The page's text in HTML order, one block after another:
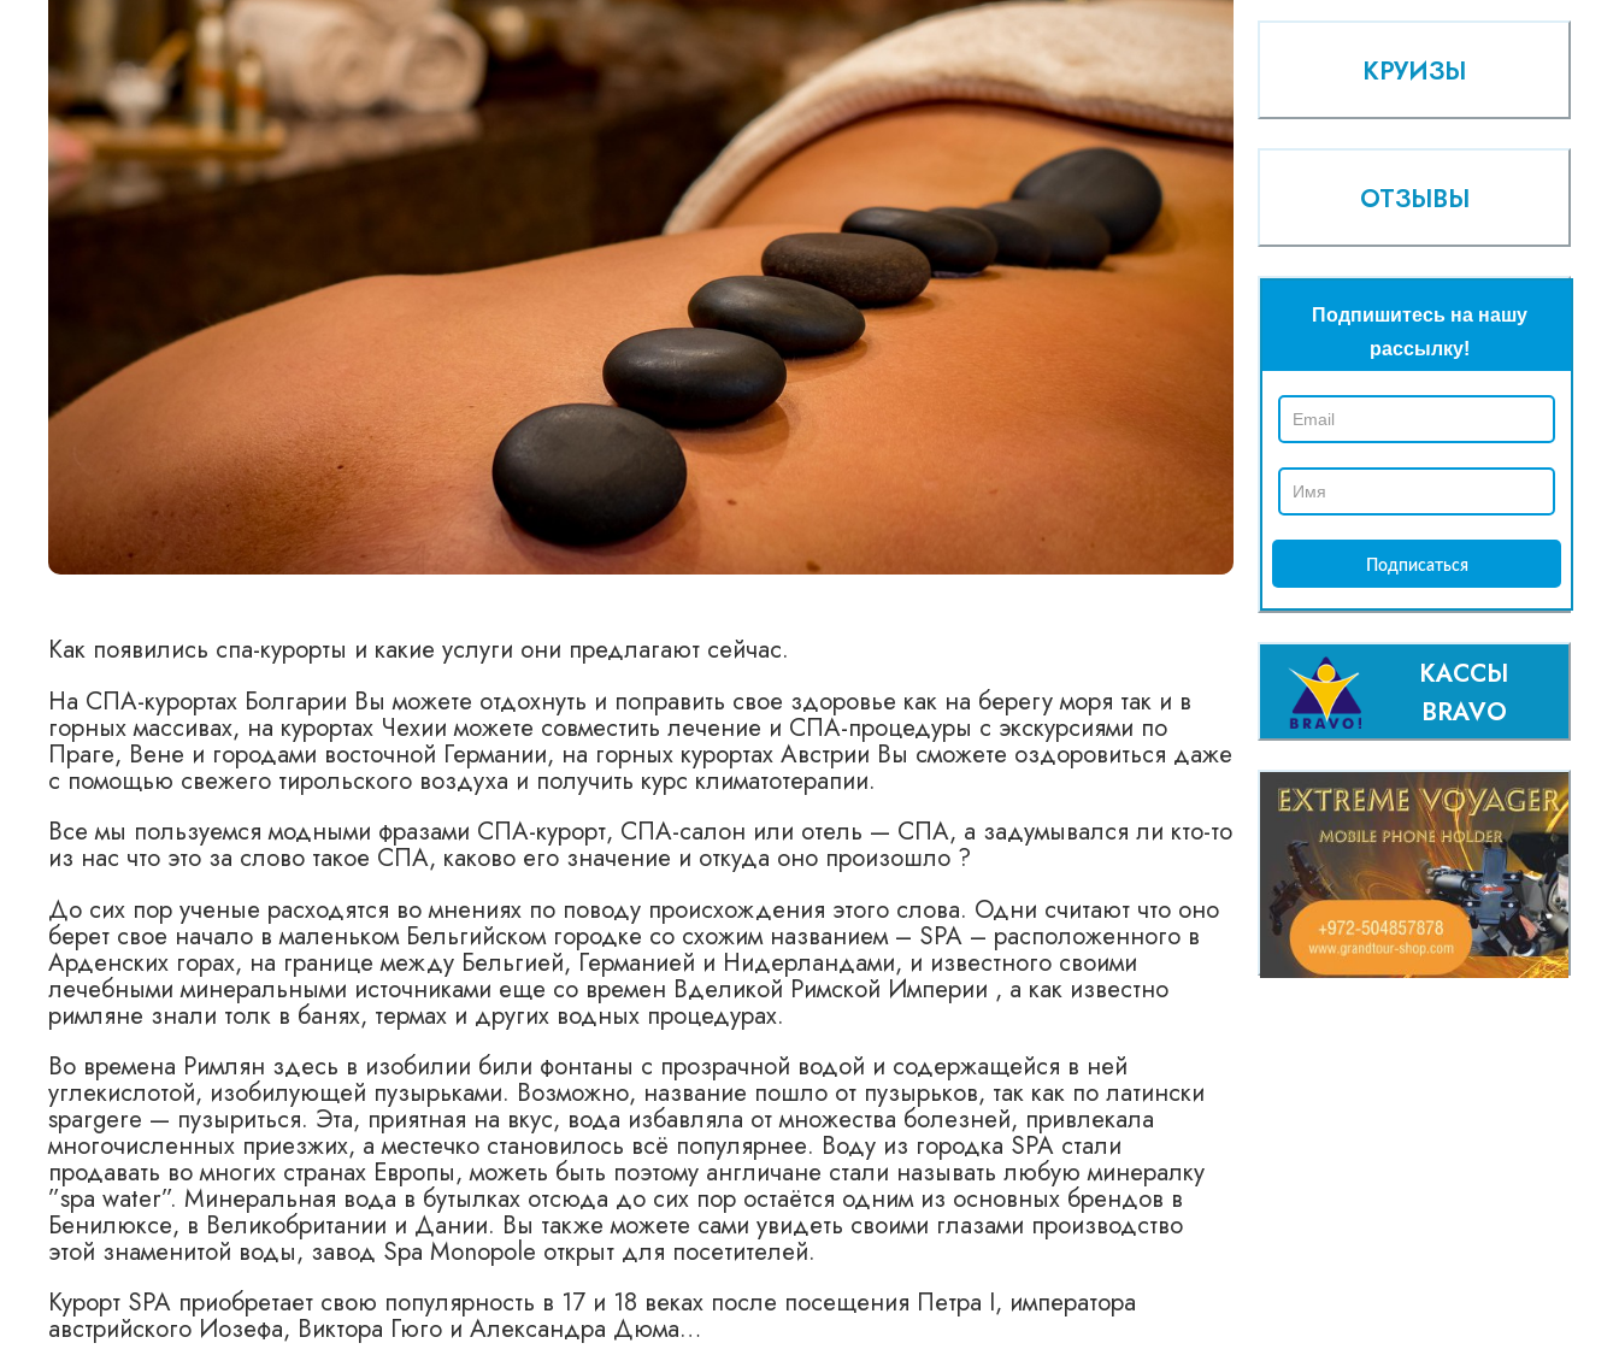
Как появились спа-курорты и какие услуги они предлагают сейчас.
На СПА-курортах Болгарии Вы можете отдохнуть и поправить свое здоровье как на берегу моря так и в
горных массивах, на курортах Чехии можете совместить лечение и СПА-процедуры с экскурсиями по
Праге, Вене и городами восточной Германии, на горных курортах Австрии Вы сможете оздоровиться даже
с помощью свежего тирольского воздуха и получить курс климатотерапии.
Все мы пользуемся модными фразами СПА-курорт, СПА-салон или отель — СПА, а задумывался ли кто-то
из нас что это за слово такое СПА, каково его значение и откуда оно произошло ?
До сих пор ученые расходятся во мнениях по поводу происхождения этого слова. Одни считают что оно
берет свое начало в маленьком Бельгийском городке со схожим названием – SPA – расположенного в
Арденских горах, на границе между Бельгией, Германией и Нидерландами, и известного своими
лечебными минеральными источниками еще со времен Вделикой Римской Империи , а как известно
римляне знали толк в банях, термах и других водных процедурах.
Во времена Римлян здесь в изобилии били фонтаны с прозрачной водой и содержащейся в ней
углекислотой, изобилующей пузырьками. Возможно, название пошло от пузырьков, так как по латински
spargere — пузыриться. Эта, приятная на вкус, вода избавляла от множества болезней, привлекала
многочисленных приезжих, а местечко становилось всё популярнее. Воду из городка SPA стали
продавать во многих странах Европы, можеть быть поэтому англичане стали называть любую минералку
”spa water”. Минеральная вода в бутылках отсюда до сих пор остаётся одним из основных брендов в
Бенилюксе, в Великобритании и Дании. Вы также можете сами увидеть своими глазами производство
этой знаменитой воды, завод Spa Monopole открыт для посетителей.
Курорт SPA приобретает свою популярность в 17 и 18 веках после посещения Петра I, императора
австрийского Иозефа, Виктора Гюго и Александра Дюма…
КРУИЗЫ
ОТЗЫВЫ
Подпишитесь на нашу
рассылку!
КАССЫ
BRAVO